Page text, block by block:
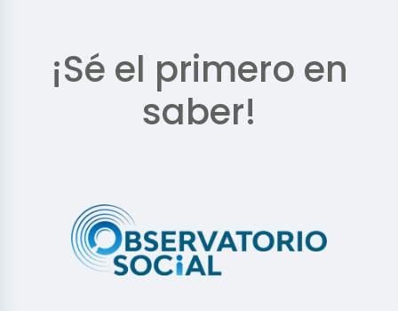
¡Sé el primero en
saber!